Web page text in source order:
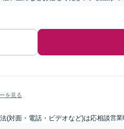
を見る
(対面・電話・ビデオなど)は応相談営業